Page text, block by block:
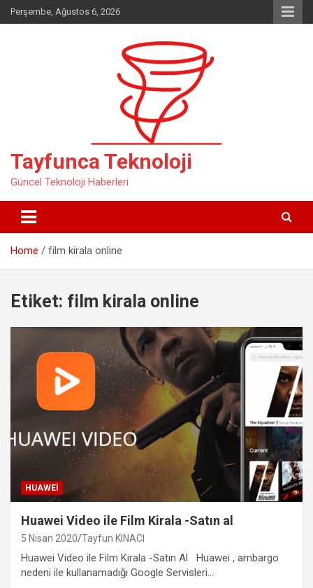
Skip
to
Perşembe, Ağustos 6, 2026
Tayfunca Teknoloji
Güncel Teknoloji Haberleri
Home film kirala online
Etiket: film kirala online
HUAWEI
Huawei Video ile Film Kirala -Satın al
5 Nisan 2020 Tayfun KINACI
Huawei Video ile Film Kirala -Satın Al Huawei , ambargo
nedeni ile kullanamadığı Google Servisleri…